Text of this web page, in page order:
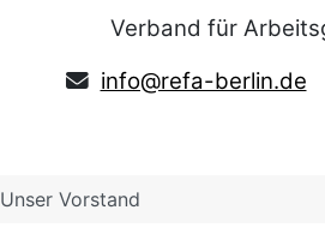
Verband für
info@refa-berlin.de
Unser Vorstand